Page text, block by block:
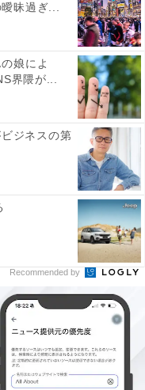
画像より抜粋）
多く、女性には国産
昧過ぎ...
娘によ
界隈が...
ジネスの第
Recommended by